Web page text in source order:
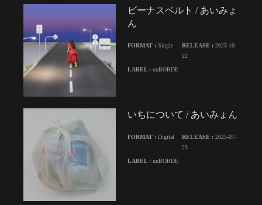
ビーナスベルト / あいみょ
ん
FORMAT : Single RELEASE :2025-10-
22
LABEL : unBORDE
いちについて / あいみょん
FORMAT : Digital RELEASE :2025-07-
23
LABEL : unBORDE